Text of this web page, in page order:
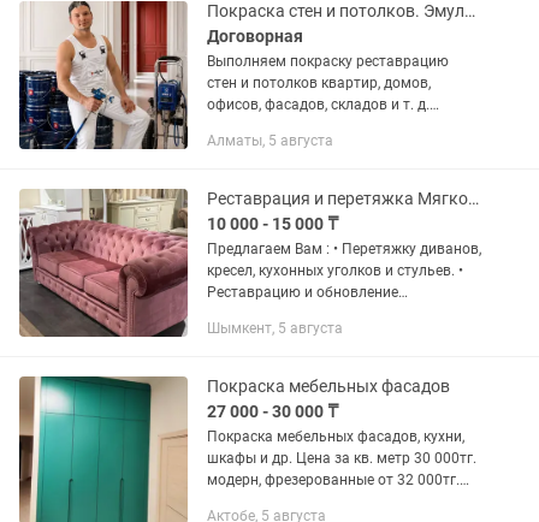
Покраска стен и потолков. Эмульсия Краска Окраска Побелка
Договорная
Выполняем покраску реставрацию
стен и потолков квартир, домов,
офисов, фасадов, складов и т. д.
ОТВЕТСТВЕННОСТИ!!! Бесплатный
посредников Полный...
Алматы, 5 августа
Реставрация и перетяжка Мягкой Мебели Шымкент
10 000 - 15 000 ₸
Предлагаем Вам : • Перетяжку диванов,
кресел, кухонных уголков и стульев. •
Реставрацию и обновление
восстановление деревянных
на...
Шымкент, 5 августа
Покраска мебельных фасадов
27 000 - 30 000 ₸
Покраска мебельных фасадов, кухни,
шкафы и др. Цена за кв. метр 30 000тг.
модерн, фрезерованные от 32 000тг.
Актобе, 5 августа